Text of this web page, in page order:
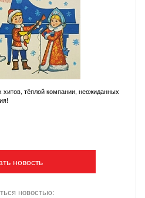
тёплой компании, неожиданных
новость
новостью: